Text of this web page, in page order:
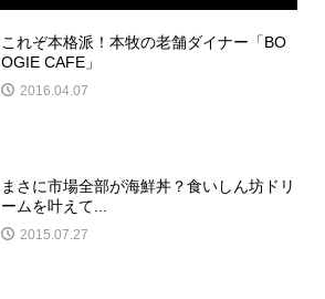
これぞ本格派！本牧の老舗ダイナー「BO
OGIE CAFE」
2016.04.07
まさに市場全部が海鮮丼？食いしん坊ドリ
ームを叶えて...
2015.07.27